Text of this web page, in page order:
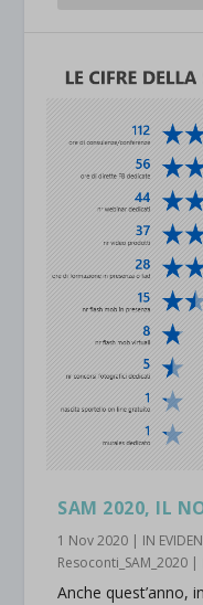
SAM 2020, IL
1 Nov 2020 | IN
Resoconti_SAM_2020 |
Anche quest’anno,